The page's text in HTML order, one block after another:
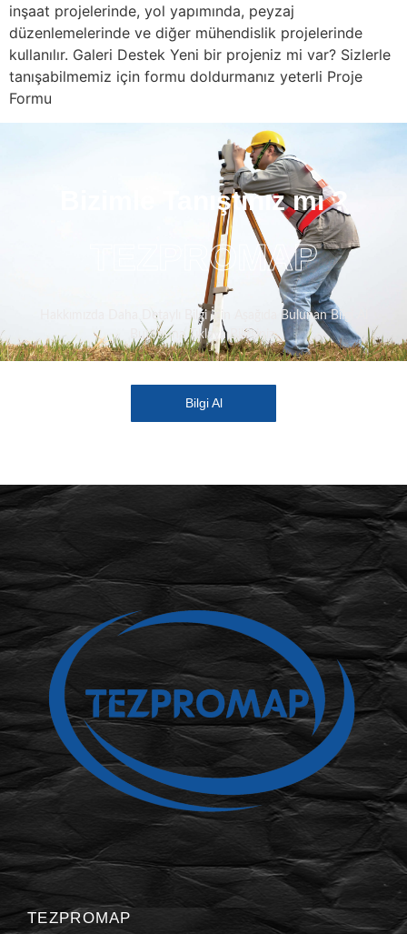
inşaat projelerinde, yol yapımında, peyzaj
düzenlemelerinde ve diğer mühendislik projelerinde
kullanılır. Galeri Destek Yeni bir projeniz mi var? Sizlerle
tanışabilmemiz için formu doldurmanız yeterli Proje
Formu
Bizimle Tanıştınız mı ?
TEZPROMAP
Hakkımızda Daha Detaylı Bilgi İçin Aşağıda Bulunan Bilgi Al
Butonuna Tıklaya Bilirsiniz.
Bilgi Al
TEZPROMAP